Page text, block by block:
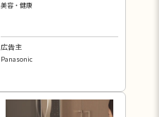
美容・健康
広告主
Panasonic